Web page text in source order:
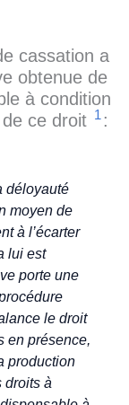
cassation a
obtenue de
à condition
de ce droit 1 :
déloyauté
moyen de
à l’écarter
lui est
porte une
le droit
en présence,
production
droits à